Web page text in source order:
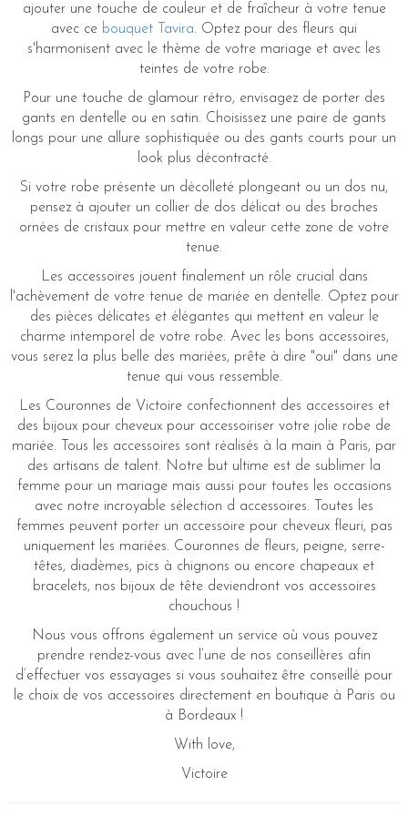
ajouter une touche de couleur et de fraîcheur à votre tenue
avec ce bouquet Tavira. Optez pour des fleurs qui
s'harmonisent avec le thème de votre mariage et avec les
teintes de votre robe.
Pour une touche de glamour rétro, envisagez de porter des
gants en dentelle ou en satin. Choisissez une paire de gants
longs pour une allure sophistiquée ou des gants courts pour un
look plus décontracté.
Si votre robe présente un décolleté plongeant ou un dos nu,
pensez à ajouter un collier de dos délicat ou des broches
ornées de cristaux pour mettre en valeur cette zone de votre
tenue.
Les accessoires jouent finalement un rôle crucial dans
l'achèvement de votre tenue de mariée en dentelle. Optez pour
des pièces délicates et élégantes qui mettent en valeur le
charme intemporel de votre robe. Avec les bons accessoires,
vous serez la plus belle des mariées, prête à dire "oui" dans une
tenue qui vous ressemble.
Les Couronnes de Victoire confectionnent des accessoires et
des bijoux pour cheveux pour accessoiriser votre jolie robe de
mariée. Tous les accessoires sont réalisés à la main à Paris, par
des artisans de talent. Notre but ultime est de sublimer la
femme pour un mariage mais aussi pour toutes les occasions
avec notre incroyable sélection d accessoires. Toutes les
femmes peuvent porter un accessoire pour cheveux fleuri, pas
uniquement les mariées. Couronnes de fleurs, peigne, serre-
têtes, diadèmes, pics à chignons ou encore chapeaux et
bracelets, nos bijoux de tête deviendront vos accessoires
chouchous !
Nous vous offrons également un service où vous pouvez
prendre rendez-vous avec l’une de nos conseillères afin
d’effectuer vos essayages si vous souhaitez être conseillé pour
le choix de vos accessoires directement en boutique à Paris ou
à Bordeaux !
With love,
Victoire